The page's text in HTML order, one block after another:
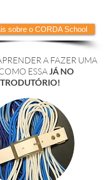
sobre o CORDA School
A FAZER UMA
ESSAJÁ NO